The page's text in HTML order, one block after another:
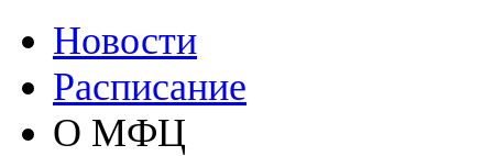
Новости
Расписание
О МФЦ